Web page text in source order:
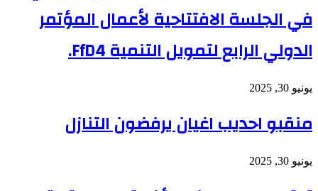
في الجلسة الافتتاحية لأعمال المؤتمر
الدولي الرابع لتمويل التنمية FfD4.
يونيو 30, 2025
منقبو احديب اغيان يرفضون التنازل
يونيو 30, 2025